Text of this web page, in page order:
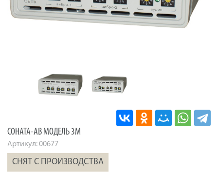
СОНАТА-АВ МОДЕЛЬ 3М
Артикул:00677
СНЯТ С ПРОИЗВОДСТВА